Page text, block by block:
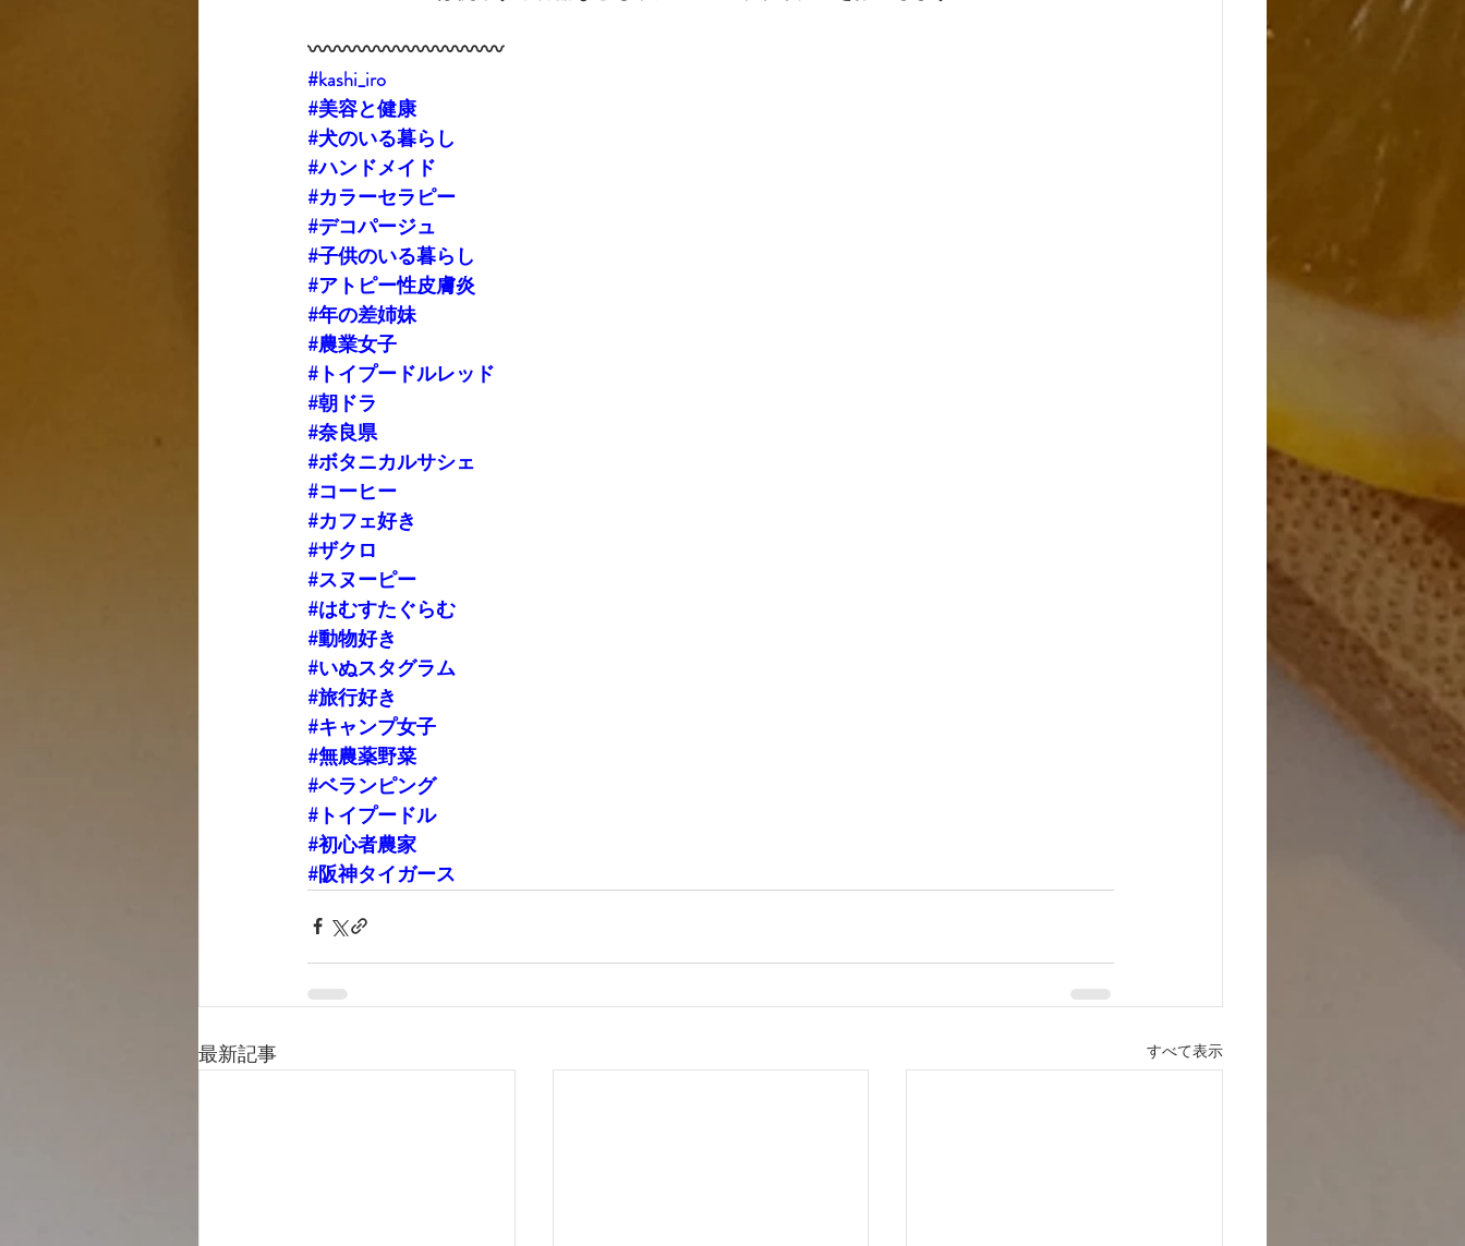
〰️〰️〰️〰️〰️〰️〰️〰️〰️〰️
#kashi_iro
#美容と健康
#犬のいる暮らし
#ハンドメイド
#カラーセラピー
#デコパージュ
#子供のいる暮らし
#アトピー性皮膚炎
#年の差姉妹
#農業女子
#トイプードルレッド
#朝ドラ
#奈良県
#ボタニカルサシェ
#コーヒー
#カフェ好き
#ザクロ
#スヌーピー
#はむすたぐらむ
#動物好き
#いぬスタグラム
#旅行好き
#キャンプ女子
#無農薬野菜
#ベランピング
#トイプードル
#初心者農家
#阪神タイガース
最新記事 すべて表示